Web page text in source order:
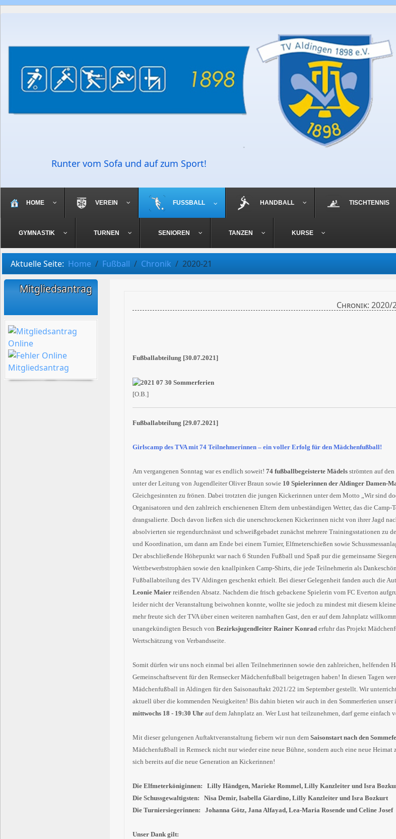
Runter vom Sofa und auf zum Sport!
HOME VEREIN FUSSBALL HANDBALL TISCHTENNIS
GYMNASTIK TURNEN SENIOREN TANZEN KURSE
Aktuelle Seite: Home Fußball Chronik 2020-21
Mitgliedsantrag
Chronik:
Fußballabteilung [30.07.2021]
[O.B.]
Fußballabteilung [29.07.2021]
Girlscamp des TVA mit 74 Teilnehmerinnen – ein voller Erfolg für den Mädchenfußball!
Am vergangenen Sonntag war es endlich soweit! 74 fußballbegeisterte Mädelsströmten auf den
unter der Leitung von Jugendleiter Oliver Braun sowie 10 Spielerinnen der Aldinger Damen-
Gleichgesinnten zu frönen. Dabei trotzten die jungen Kickerinnen unter dem Motto „Wir sind
Organisatoren und den zahlreich erschienenen Eltern dem unbeständigen Wetter, das die
drangsalierte. Doch davon ließen sich die unerschrockenen Kickerinnen nicht von ihrer Jagd
absolvierten sie regendurchnässt und schweißgebadet zunächst mehrere Trainingsstationen zu
und Koordination, um dann am Ende bei einem Turnier, Elfmeterschießen sowie
Der abschließende Höhepunkt war nach 6 Stunden Fußball und Spaß pur die gemeinsame
Wettbewerbstrophäen sowie den knallpinken Camp-Shirts, die jede Teilnehmerin als
Fußballabteilung des TV Aldingen geschenkt erhielt. Bei dieser Gelegenheit fanden auch die
Leonie Maierreißenden Absatz. Nachdem die frisch gebackene Spielerin vom FC Everton
leider nicht der Veranstaltung beiwohnen konnte, wollte sie jedoch zu mindest mit diesem
mehr freute sich der TVA über einen weiteren namhaften Gast, den er auf dem Jahnplatz
unangekündigten Besuch von Bezirksjugendleiter Rainer Konraderfuhr das Projekt
Wertschätzung von Verbandsseite.
Somit dürfen wir uns noch einmal bei allen Teilnehmerinnen sowie den zahlreichen, helfenden
Gemeinschaftsevent für den Remsecker Mädchenfußball beigetragen haben! In diesen Tagen
Mädchenfußball in Aldingen für den Saisonauftakt 2021/22 im September gestellt. Wir
aktuell über die kommenden Neuigkeiten! Bis dahin bieten wir auch in den Sommerferien unser
mittwochs 18 - 19:30 Uhrauf dem Jahnplatz an. Wer Lust hat teilzunehmen, darf gerne einfach
Mit dieser gelungenen Auftaktveranstaltung fiebern wir nun dem Saisonstart nach den
Mädchenfußball in Remseck nicht nur wieder eine neue Bühne, sondern auch eine neue Heimat
sich bereits auf die neue Generation an Kickerinnen!
Die Elfmeterköniginnen: Lilly Händgen, Marieke Rommel, Lilly Kanzleiter und Isra
Die Schussgewaltigsten: Nisa Demir, Isabella Giardino, Lilly Kanzleiter und Isra Bozkurt
Die Turniersiegerinnen: Johanna Götz, Jana Alfayad, Lea-Maria Rosende und Celine Josef
Unser Dank gilt: